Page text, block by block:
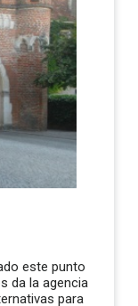
este punto
da la agencia
para